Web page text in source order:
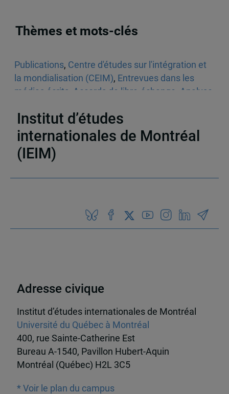
Thèmes et mots-clés
Publications, Centre d'études sur l'intégration et
la mondialisation (CEIM), Entrevues dans les
médias écrits
Accords de libre-échange
Analyse
Institut d’études
internationales de Montréal
(IEIM)
Adresse civique
Institut d’études internationales de Montréal
Université du Québec à Montréal
400, rue Sainte-Catherine Est
Bureau A-1540, Pavillon Hubert-Aquin
Montréal (Québec) H2L 3C5
* Voir le plan du campus